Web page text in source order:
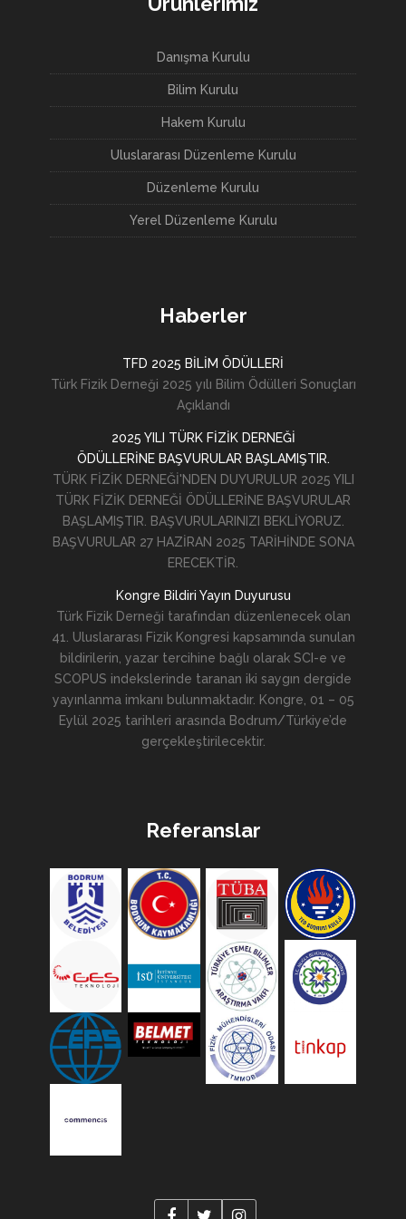
Danışma Kurulu
Bilim Kurulu
Hakem Kurulu
Uluslararası Düzenleme Kurulu
Düzenleme Kurulu
Yerel Düzenleme Kurulu
Haberler
TFD 2025 BİLİM ÖDÜLLERİ
Türk Fizik Derneği 2025 yılı Bilim Ödülleri Sonuçları
Açıklandı
2025 YILI TÜRK FİZİK DERNEĞİ
ÖDÜLLERİNE BAŞVURULAR BAŞLAMIŞTIR.
TÜRK FİZİK DERNEĞİ'NDEN DUYURULUR 2025 YILI
TÜRK FİZİK DERNEĞİ ÖDÜLLERİNE BAŞVURULAR
BAŞLAMIŞTIR. BAŞVURULARINIZI BEKLİYORUZ.
BAŞVURULAR 27 HAZİRAN 2025 TARİHİNDE SONA
ERECEKTİR.
Kongre Bildiri Yayın Duyurusu
Türk Fizik Derneği tarafından düzenlenecek olan
41. Uluslararası Fizik Kongresi kapsamında sunulan
bildirilerin, yazar tercihine bağlı olarak SCI-e ve
SCOPUS indekslerinde taranan iki saygın dergide
yayınlanma imkanı bulunmaktadır. Kongre, 01 – 05
Eylül 2025 tarihleri arasında Bodrum/Türkiye’de
gerçekleştirilecektir.
Referanslar